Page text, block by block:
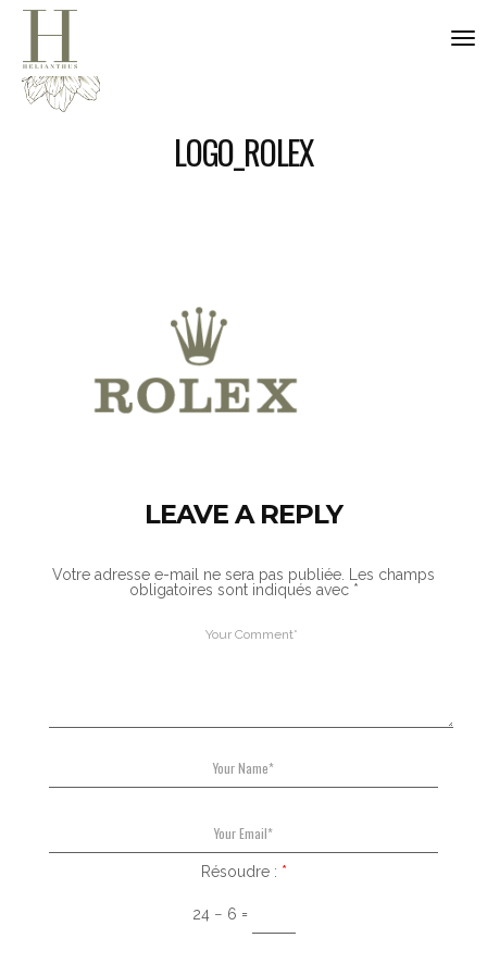
LOGO_ROLEX
LEAVE A REPLY
Votre adresse e-mail ne sera pas publiée.
Les champs
obligatoires sont indiqués avec *
Résoudre : *
24 − 6 =